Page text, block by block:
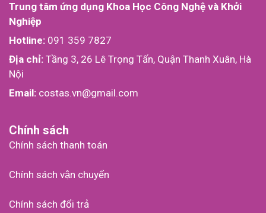
Trung tâm ứng dụng Khoa Học Công Nghệ và Khởi
Nghiệp
Hotline: 091 359 7827
Địa chỉ: Tầng 3, 26 Lê Trọng Tấn, Quận Thanh Xuân, Hà
Nội
Email: costas.vn@gmail.com
Chính sách
Chính sách thanh toán
Chính sách vận chuyển
Chính sách đổi trả